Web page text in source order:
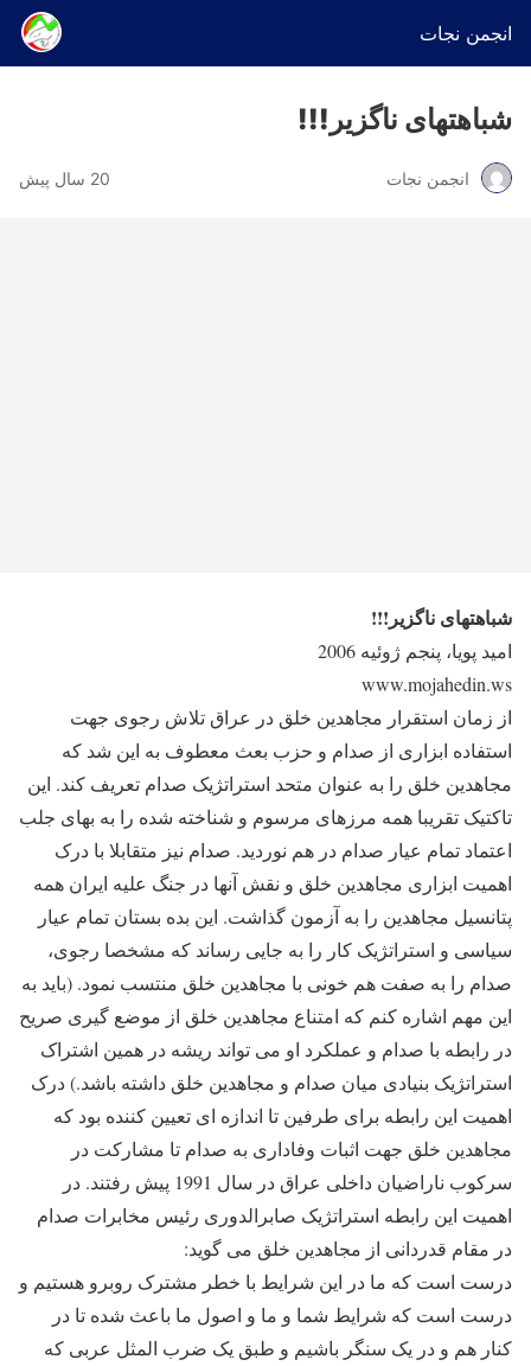
انجمن نجات
شباهتهای ناگزیر!!!
انجمن نجات 20 سال پیش
شباهتهای ناگزیر!!!
امید پویا، پنجم ژوئیه 2006
www.mojahedin.ws
از زمان استقرار مجاهدین خلق در عراق تلاش رجوی جهت
استفاده ابزاری از صدام و حزب بعث معطوف به این شد که
مجاهدین خلق را به عنوان متحد استراتژیک صدام تعریف کند. این
تاکتیک تقریبا همه مرزهای مرسوم و شناخته شده را به بهای جلب
اعتماد تمام عیار صدام در هم نوردید. صدام نیز متقابلا با درک
اهمیت ابزاری مجاهدین خلق و نقش آنها در جنگ علیه ایران همه
پتانسیل مجاهدین را به آزمون گذاشت. این بده بستان تمام عیار
سیاسی و استراتژیک کار را به جایی رساند که مشخصا رجوی،
صدام را به صفت هم خونی با مجاهدین خلق منتسب نمود. (باید به
این مهم اشاره کنم که امتناع مجاهدین خلق از موضع گیری صریح
در رابطه با صدام و عملکرد او می تواند ریشه در همین اشتراک
استراتژیک بنیادی میان صدام و مجاهدین خلق داشته باشد.) درک
اهمیت این رابطه برای طرفین تا اندازه ای تعیین کننده بود که
مجاهدین خلق جهت اثبات وفاداری به صدام تا مشارکت در
سرکوب ناراضیان داخلی عراق در سال 1991 پیش رفتند. در
اهمیت این رابطه استراتژیک صابرالدوری رئیس مخابرات صدام
در مقام قدردانی از مجاهدین خلق می گوید:
درست است که ما در این شرایط با خطر مشترک روبرو هستیم و
درست است که شرایط شما و ما و اصول ما باعث شده تا در
کنار هم و در یک سنگر باشیم و طبق یک ضرب المثل عربی که